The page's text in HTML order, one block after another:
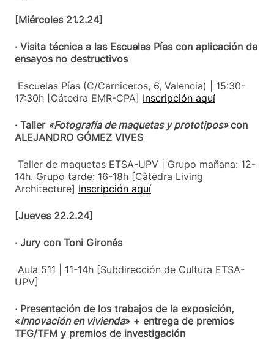
[Miércoles 21.2.24]
· Visita técnica a las Escuelas Pías con aplicación de
ensayos no destructivos
Escuelas Pías (C/Carniceros, 6, Valencia) | 15:30-
17:30h [Cátedra EMR-CPA] Inscripción aquí
· Taller «Fotografía de maquetas y prototipos»con
ALEJANDRO GÓMEZ VIVES
Taller de maquetas ETSA-UPV | Grupo mañana: 12-
14h. Grupo tarde: 16-18h [Càtedra Living
Architecture] Inscripción aquí
[Jueves 22.2.24]
· Jury con Toni Gironés
Aula 511 | 11-14h [Subdirección de Cultura ETSA-
UPV]
· Presentación de los trabajos de la exposición,
«Innovación en vivienda» + entrega de premios
TFG/TFM y premios de investigación